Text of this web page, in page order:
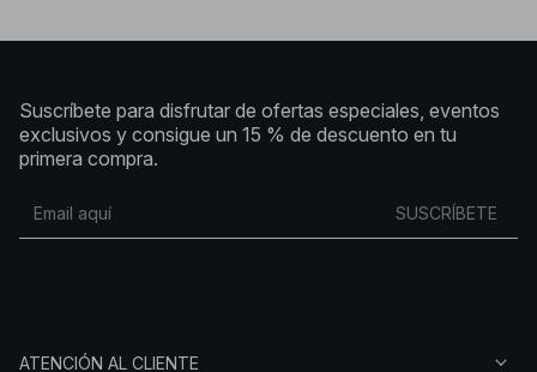
Suscríbete para disfrutar de ofertas especiales, eventos
exclusivos y consigue un 15 % de descuento en tu
primera compra.
SUSCRÍBETE
ATENCIÓN AL CLIENTE